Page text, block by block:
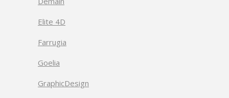
Elite 4D
Farrugia
Goelia
GraphicDesign